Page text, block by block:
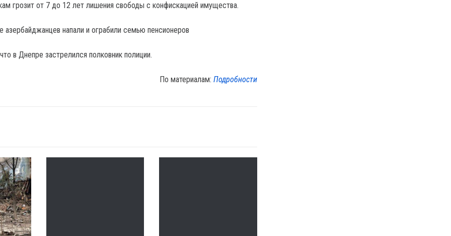
грозит от 7 до 12 лет лишения свободы с конфискацией имущества.
в Днепре застрелился полковник полиции.
По материалам:Подробности